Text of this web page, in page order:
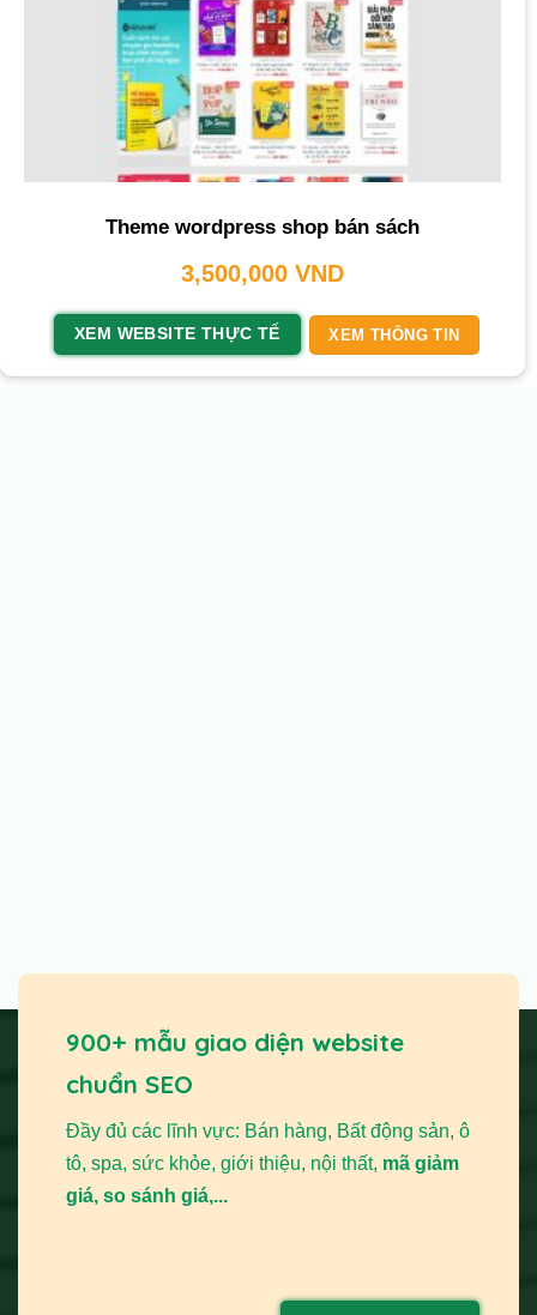
Theme wordpress shop bán sách
3,500,000 VND
XEM WEBSITE THỰC TẾ XEM THÔNG TIN
900+ mẫu giao diện website
chuẩn SEO
Đầy đủ các lĩnh vực: Bán hàng, Bất động sản, ô
tô, spa, sức khỏe, giới thiệu, nội thất, mã giảm
giá, so sánh giá,...